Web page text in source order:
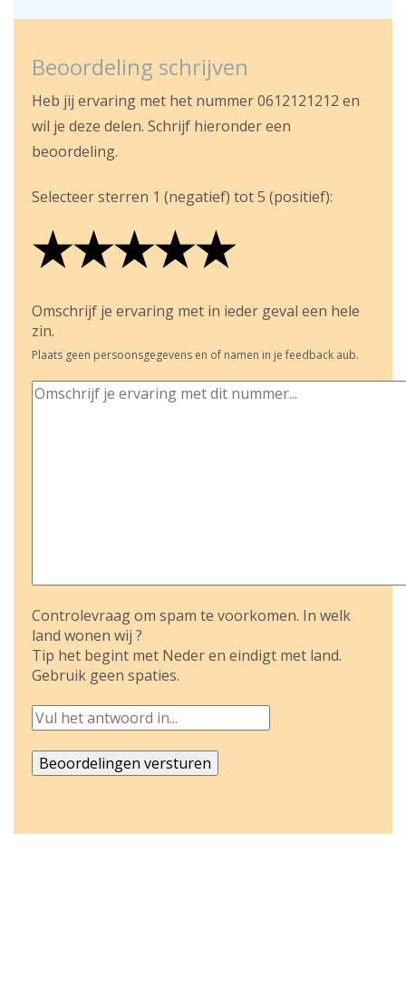
Beoordeling schrijven
Heb jij ervaring met het nummer 0612121212 en
wil je deze delen. Schrijf hieronder een
beoordeling.
Selecteer sterren 1 (negatief) tot 5 (positief):
★
★★
★★★
★★★★
★★★★★
Omschrijf je ervaring met in ieder geval een hele
zin.
Plaats geen persoonsgegevens en of namen in je feedback aub.
Controlevraag om spam te voorkomen. In welk
land wonen wij ?
Tip het begint met Neder en eindigt met land.
Gebruik geen spaties.